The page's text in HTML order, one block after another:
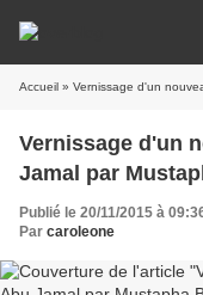
Accueil » Vernissage d'un
Vernissage d'un
Jamal par
Publié le 20/11/2015 à
Par caroleone